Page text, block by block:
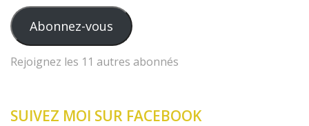
mail
Abonnez-vous
Rejoignez les 11 autres abonnés
SUIVEZ MOI SUR FACEBOOK